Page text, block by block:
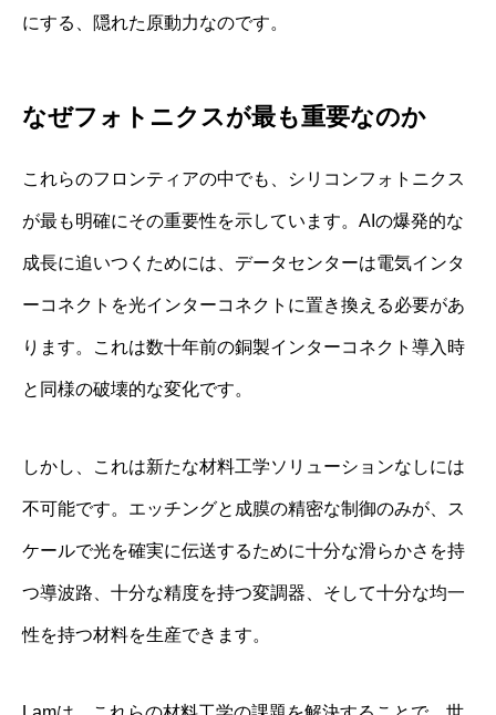
にする、隠れた原動力なのです。
なぜフォトニクスが最も重要なのか
これらのフロンティアの中でも、シリコンフォトニクス
が最も明確にその重要性を示しています。AIの爆発的な
成長に追いつくためには、データセンターは電気インタ
ーコネクトを光インターコネクトに置き換える必要があ
ります。これは数十年前の銅製インターコネクト導入時
と同様の破壊的な変化です。
しかし、これは新たな材料工学ソリューションなしには
不可能です。エッチングと成膜の精密な制御のみが、ス
ケールで光を確実に伝送するために十分な滑らかさを持
つ導波路、十分な精度を持つ変調器、そして十分な均一
性を持つ材料を生産できます。